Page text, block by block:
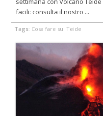
facili: consulta il nostro ...
Tags: Cosa fare sul Teide